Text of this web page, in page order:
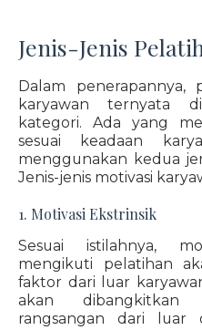
Jenis-Jenis
Dalam penerapannya,
karyawan ternyata
kategori. Ada yang
sesuai keadaan
menggunakan kedua
Jenis-jenis motivasi
1. Motivasi Ekstrinsik
Sesuai istilahnya,
mengikuti pelatihan
faktor dari luar
akan dibangkitkan
rangsangan dari luar